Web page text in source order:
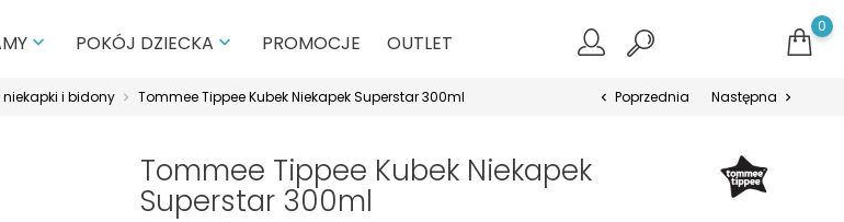
0
 POKÓJ DZIECKA  PROMOCJE OUTLET
niekapki i bidony Tommee Tippee Kubek Niekapek Superstar 300ml chevron_left Poprzednia Następna chevron_right
Tommee Tippee Kubek Niekapek
Superstar 300ml